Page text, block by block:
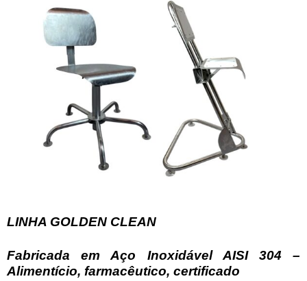
LINHA GOLDEN CLEAN
Fabricada em Aço Inoxidável AISI 304 –
Alimentício, farmacêutico, certificado